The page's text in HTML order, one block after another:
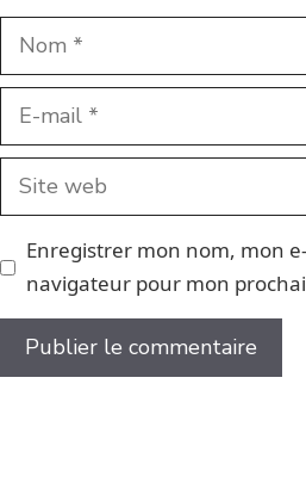
Nom
Site
Enregistrer mon nom, mon
navigateur pour mon